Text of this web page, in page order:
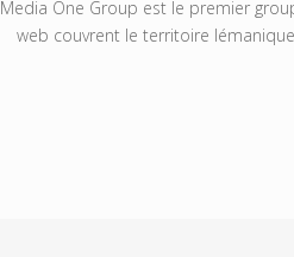
Media One Group est le premier
web couvrent le territoire